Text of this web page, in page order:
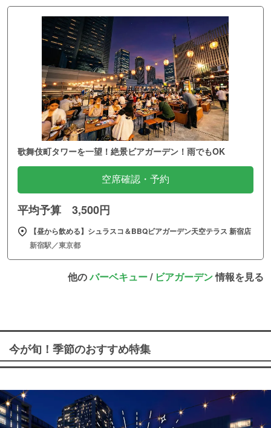
歌舞伎町タワーを一望！絶景ビアガーデン！雨でもOK
空席確認・予約
平均予算 3,500円
【昼から飲める】シュラスコ＆BBQビアガーデン天空テラス 新宿店
新宿駅／東京都
他のバーベキュー/ ビアガーデン情報を見る
今が旬！季節のおすすめ特集